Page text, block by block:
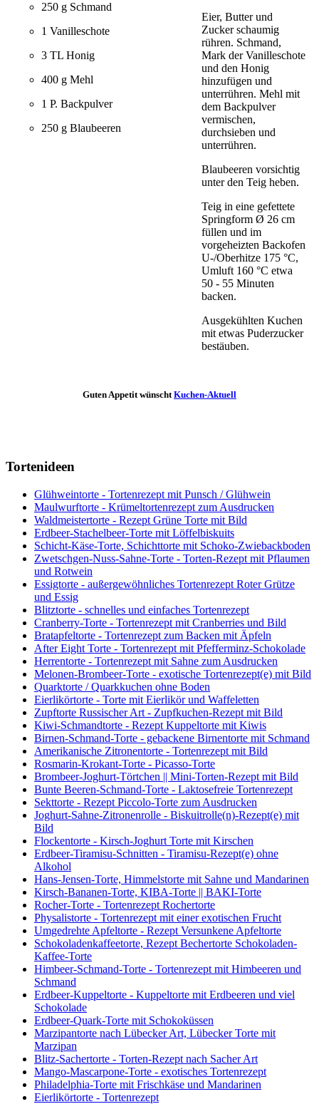
250 g Schmand
1 Vanilleschote
3 TL Honig
400 g Mehl
1 P. Backpulver
250 g Blaubeeren
Eier, Butter und
Zucker schaumig
rühren. Schmand,
Mark der Vanilleschote
und den Honig
hinzufügen und
unterrühren. Mehl mit
dem Backpulver
vermischen,
durchsieben und
unterrühren.
Blaubeeren vorsichtig
unter den Teig heben.
Teig in eine gefettete
Springform Ø 26 cm
füllen und im
vorgeheizten Backofen
U-/Oberhitze 175 °C,
Umluft 160 °C etwa
50 - 55 Minuten
backen.
Ausgekühlten Kuchen
mit etwas Puderzucker
bestäuben.
Guten Appetit wünschtKuchen-Aktuell
Tortenideen
Glühweintorte - Tortenrezept mit Punsch / Glühwein
Maulwurftorte - Krümeltortenrezept zum Ausdrucken
Waldmeistertorte - Rezept Grüne Torte mit Bild
Erdbeer-Stachelbeer-Torte mit Löffelbiskuits
Schicht-Käse-Torte, Schichttorte mit Schoko-Zwiebackboden
Zwetschgen-Nuss-Sahne-Torte - Torten-Rezept mit Pflaumen
und Rotwein
Essigtorte - außergewöhnliches Tortenrezept Roter Grütze
und Essig
Blitztorte - schnelles und einfaches Tortenrezept
Cranberry-Torte - Tortenrezept mit Cranberries und Bild
Bratapfeltorte - Tortenrezept zum Backen mit Äpfeln
After Eight Torte - Tortenrezept mit Pfefferminz-Schokolade
Herrentorte - Tortenrezept mit Sahne zum Ausdrucken
Melonen-Brombeer-Torte - exotische Tortenrezept(e) mit Bild
Quarktorte / Quarkkuchen ohne Boden
Eierlikörtorte - Torte mit Eierlikör und Waffeletten
Zupftorte Russischer Art - Zupfkuchen-Rezept mit Bild
Kiwi-Schmandtorte - Rezept Kuppeltorte mit Kiwis
Birnen-Schmand-Torte - gebackene Birnentorte mit Schmand
Amerikanische Zitronentorte - Tortenrezept mit Bild
Rosmarin-Krokant-Torte - Picasso-Torte
Brombeer-Joghurt-Törtchen || Mini-Torten-Rezept mit Bild
Bunte Beeren-Schmand-Torte - Laktosefreie Tortenrezept
Sekttorte - Rezept Piccolo-Torte zum Ausdrucken
Joghurt-Sahne-Zitronenrolle - Biskuitrolle(n)-Rezept(e) mit
Bild
Flockentorte - Kirsch-Joghurt Torte mit Kirschen
Erdbeer-Tiramisu-Schnitten - Tiramisu-Rezept(e) ohne
Alkohol
Hans-Jensen-Torte, Himmelstorte mit Sahne und Mandarinen
Kirsch-Bananen-Torte, KIBA-Torte || BAKI-Torte
Rocher-Torte - Tortenrezept Rochertorte
Physalistorte - Tortenrezept mit einer exotischen Frucht
Umgedrehte Apfeltorte - Rezept Versunkene Apfeltorte
Schokoladenkaffeetorte, Rezept Bechertorte Schokoladen-
Kaffee-Torte
Himbeer-Schmand-Torte - Tortenrezept mit Himbeeren und
Schmand
Erdbeer-Kuppeltorte - Kuppeltorte mit Erdbeeren und viel
Schokolade
Erdbeer-Quark-Torte mit Schokoküssen
Marzipantorte nach Lübecker Art, Lübecker Torte mit
Marzipan
Blitz-Sachertorte - Torten-Rezept nach Sacher Art
Mango-Mascarpone-Torte - exotisches Tortenrezept
Philadelphia-Torte mit Frischkäse und Mandarinen
Eierlikörtorte - Tortenrezept